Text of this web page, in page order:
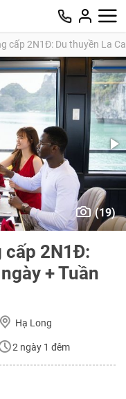
cấp 2N1Đ: Du thuyền La
(19)
cấp 2N1Đ:
+ Tuần
Hạ Long
2 ngày 1 đêm